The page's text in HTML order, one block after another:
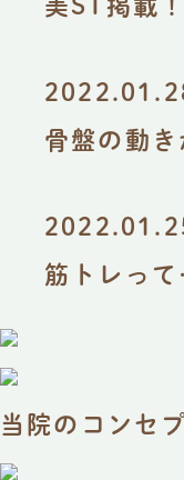
美ST掲載！
骨盤の動
筋トレっ
当院のコンセ